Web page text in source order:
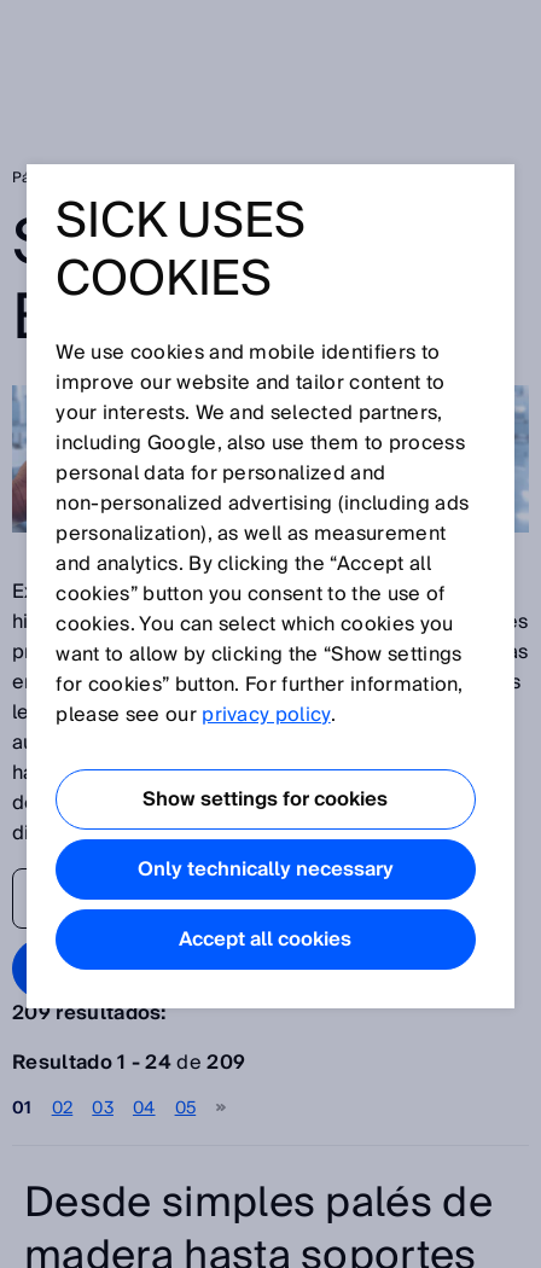
Página de inicio
SICK SENSOR
BLOG
Explore nuestras últimas innovaciones y descubra las
historias de éxito de SICK como uno de los principales
proveedores de soluciones para aplicaciones basadas
en sensores. El blog de sensores de SICK ayuda a sus
lectores a estar al día de los últimos avances en
automatización, desde las plantas de producción
hasta los procesos y los sistemas logísticos. Es hora
de levantar el velo del mundo de la transformación
digital.
Search Blog
Año
Seleccione
Categorías
Seleccione
209 resultados:
Resultado 1 - 24de209
01 02 03 04 05
Desde simples palés de
SICK USES
COOKIES
We use cookies and mobile identifiers to
improve our website and tailor content to
your interests. We and selected partners,
including Google, also use them to process
personal data for personalized and
non‑personalized advertising (including ads
personalization), as well as measurement
and analytics. By clicking the “Accept all
cookies” button you consent to the use of
cookies. You can select which cookies you
want to allow by clicking the “Show settings
for cookies” button. For further information,
please see ourprivacy policy.
Show settings for cookies
Only technically necessary
Accept all cookies